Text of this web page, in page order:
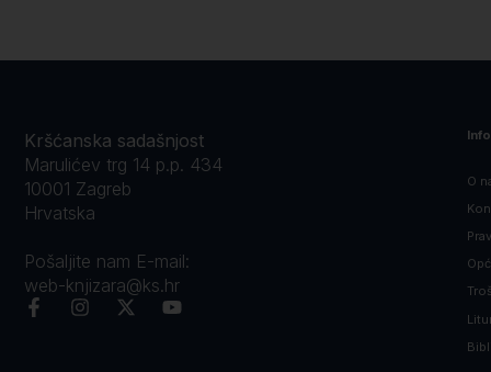
Kršćanska sadašnjost
Marulićev trg 14 p.p. 434
10001 Zagreb
Hrvatska
Pošaljite nam E-mail:
web-knjizara@ks.hr
O